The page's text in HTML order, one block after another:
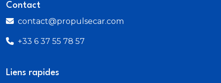
Contact
contact@propulsecar.com
+33 6 37 55 78 57
Liens rapides